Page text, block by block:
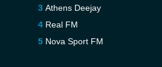
Athens Deejay
Real FM
Nova Sport FM